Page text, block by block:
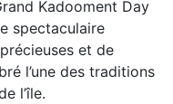
Kadooment Day
spectaculaire
et de
l’une des traditions
l’île.